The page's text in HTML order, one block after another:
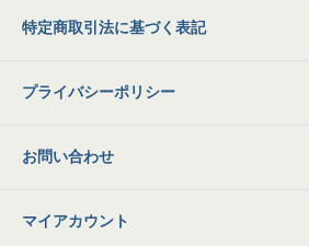
特定商取引法に基づく表記
プライバシーポリシー
お問い合わせ
マイアカウント